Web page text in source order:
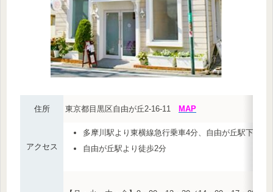
住所 東京都目黒区自由が丘2-16-11 MAP
アクセス
多摩川駅より東横線急行乗車4分、自由が丘駅下車徒
自由が丘駅より徒歩2分